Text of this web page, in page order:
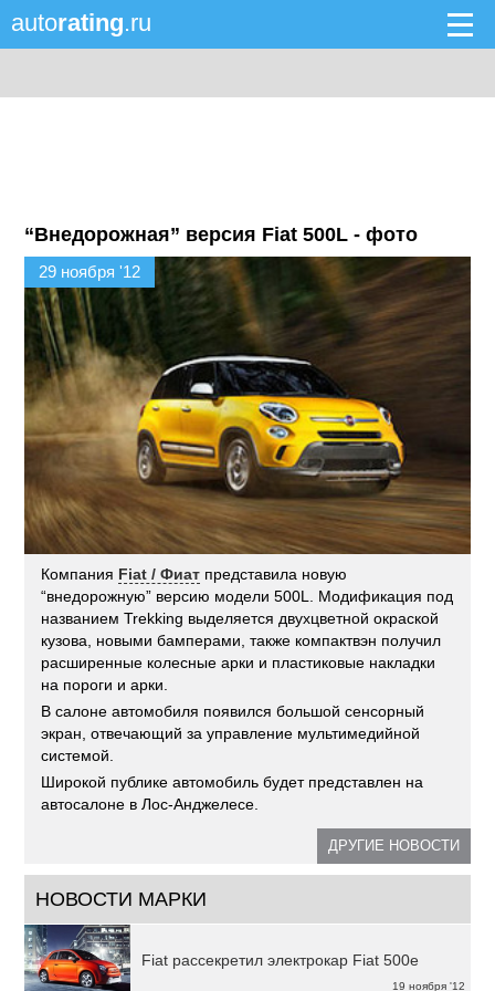
autorating.ru
“Внедорожная” версия Fiat 500L - фото
29 ноября '12
Компания Fiat / Фиат представила новую
“внедорожную” версию модели 500L. Модификация под
названием Trekking выделяется двухцветной окраской
кузова, новыми бамперами, также компактвэн получил
расширенные колесные арки и пластиковые накладки
на пороги и арки.
В салоне автомобиля появился большой сенсорный
экран, отвечающий за управление мультимедийной
системой.
Широкой публике автомобиль будет представлен на
автосалоне в Лос-Анджелесе.
ДРУГИЕ НОВОСТИ
НОВОСТИ МАРКИ
19 ноября '12
Fiat рассекретил электрокар Fiat 500e